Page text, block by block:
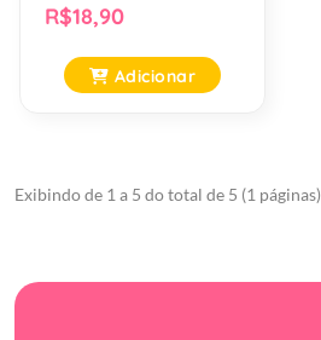
R$18,90
Adicionar
Exibindo de 1 a 5 do total de 5 (1 páginas)